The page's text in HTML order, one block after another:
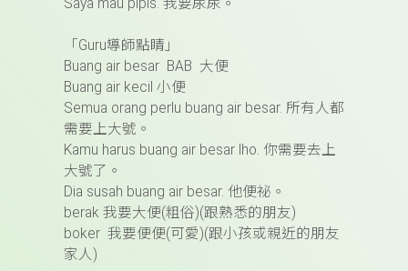
Saya mau pipis. 我要尿尿。
「 Guru導師點睛」
Buang air besar BAB 大便
Buang air kecil 小便
Semua orang perlu buang air besar. 所有人都
需要上大號。
Kamu harus buang air besar lho. 你需要去上
大號了。
Dia susah buang air besar. 他便祕。
berak 我要大便(粗俗)(跟熟悉的朋友)
boker 我要便便(可愛)(跟小孩或親近的朋友
家人)